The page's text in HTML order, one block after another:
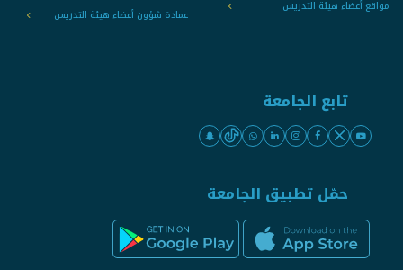
مواقع أعضاء هيئة التدريس
عمادة شؤون أعضاء هيئة التدريس
تابع الجامعة
حمّل تطبيق الجامعة